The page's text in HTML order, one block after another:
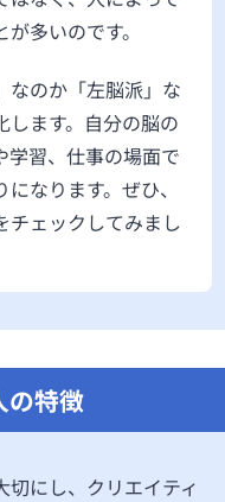
多いのです。
なのか「左脳派」な
します。自分の脳の
学習、仕事の場面で
なります。ぜひ、
チェックしてみまし
の特徴
にし、クリエイティ